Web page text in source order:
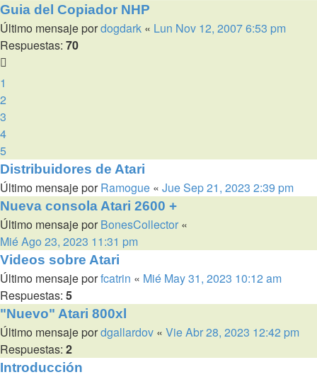
Guia del Copiador NHP
Último mensaje pordogdark « Lun Nov 12, 2007 6:53 pm
Respuestas: 70
1
2
3
4
5
Distribuidores de Atari
Último mensaje porRamogue « Jue Sep 21, 2023 2:39 pm
Nueva consola Atari 2600 +
Último mensaje por BonesCollector «
Mié Ago 23, 2023 11:31 pm
Videos sobre Atari
Último mensaje porfcatrin « Mié May 31, 2023 10:12 am
Respuestas: 5
"Nuevo" Atari 800xl
Último mensaje pordgallardov « Vie Abr 28, 2023 12:42 pm
Respuestas: 2
Introducción